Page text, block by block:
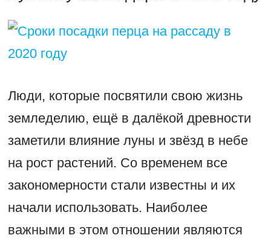
Люди, которые посвятили свою жизнь
земледелию, ещё в далёкой древности
заметили влияние луны и звёзд в небе
на рост растений. Со временем все
закономерности стали известны и их
начали использовать. Наиболее
важными в этом отношении являются